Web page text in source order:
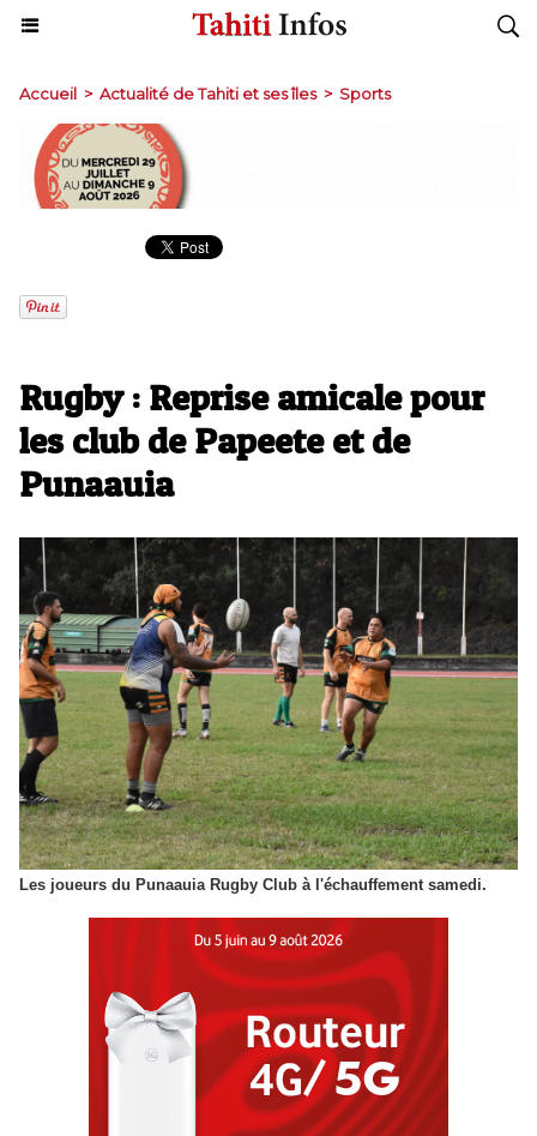
Accueil > Actualité de Tahiti et ses îles > Sports
Rugby : Reprise amicale pour
les club de Papeete et de
Punaauia
Les joueurs du Punaauia Rugby Club à l'échauffement samedi.